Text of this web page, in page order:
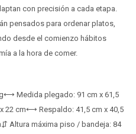
con precisión a cada etapa.
pensados para ordenar platos,
desde el comienzo hábitos
a la hora de comer.
Medida plegado: 91 cm x 61,5
22 cm⟷ Respaldo: 41,5 cm x 40,5
Altura máxima piso / bandeja: 84